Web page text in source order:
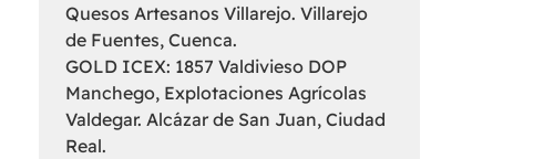
Quesos Artesanos Villarejo. Villarejo
de Fuentes, Cuenca.
GOLD ICEX: 1857 Valdivieso DOP
Manchego, Explotaciones Agrícolas
Valdegar. Alcázar de San Juan, Ciudad
Real.